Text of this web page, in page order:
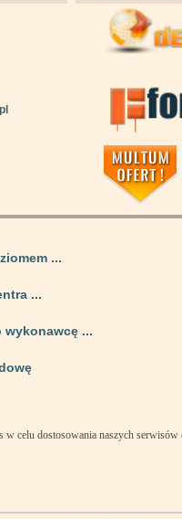
...
...
wykonawcę ...
w celu dostosowania naszych